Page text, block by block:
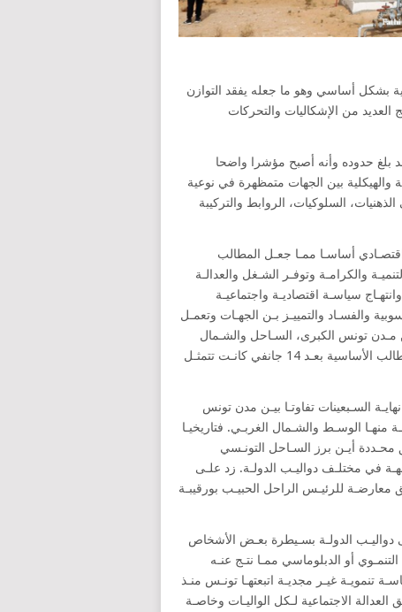
بشكل أساسي وهو ما جعله يفقد التوازن
من الإشكاليات والتحركات
قد بلغ حدوده وأنه أصبح مؤشرا واضحا
والهيكلية بين الجهات متمظهرة في نوعية
السلوكيات، الروابط والتركيبة
أساسـا ممـا جعـل المطالب
في التشـغيل والتنميـة والكرامـة وتوفـر الشـغل والعدالـة
سياسـة اقتصاديـة واجتماعيـة
والفسـاد والتمييـز بـن الجهـات وتعمـل
مـدن تونس الكبرى، السـاحل والشـمال
الشـرقي يوجـد تهميـش سياسي قبـل كل شيء وبالتالي فـإن المطالب الأساسية بعـد 14 جانفي كانـت تتمثـل
السـبعينات تفاوتـا بيـن مدن تونس
الوسـط والشـمال الغربـي. فتاريخيـا
محـددة أيـن برز السـاحل التونـسي
في مختلـف دواليـب الدولـة. زد علـى
معارضـة للرئيـس الراحل الحبيـب بورقيبـة
الدولـة بسـيطرة بعـض الأشخاص
أو الدبلوماسي ممـا نتـج عنـه
تنمويـة غيـر مجديـة اتبعتهـا تونـس منـذ
الاجتماعية لـكل الواليـات وخاصـة